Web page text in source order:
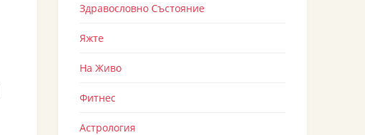
Здравословно Състояние
Яжте
На Живо
Фитнес
Астрология